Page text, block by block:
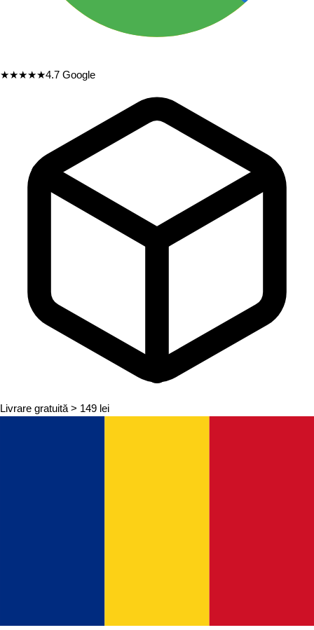
★★★★★4.7 Google
Livrare gratuită > 149 lei